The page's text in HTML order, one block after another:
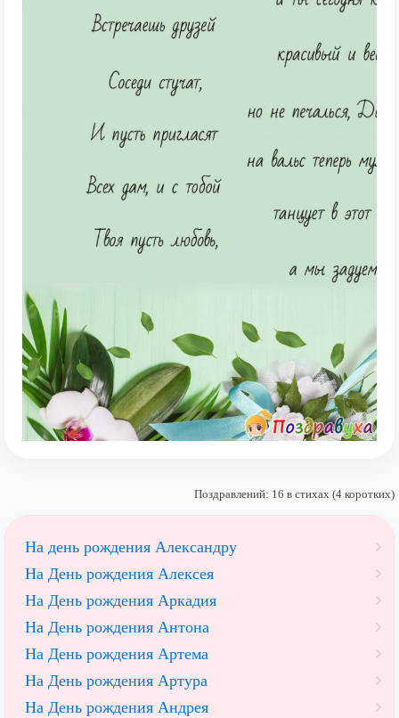
Поздравлений: 16 в стихах (4 коротких)
На день рождения Александру
На День рождения Алексея
На День рождения Аркадия
На День рождения Антона
На День рождения Артема
На День рождения Артура
На День рождения Андрея